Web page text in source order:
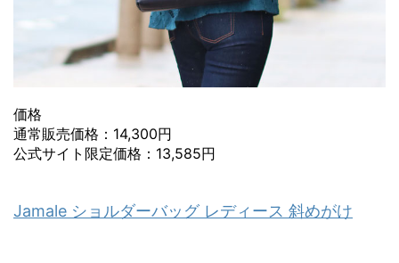
価格
通常販売価格：14,300円
公式サイト限定価格：13,585円
Jamale ショルダーバッグ レディース 斜めがけ